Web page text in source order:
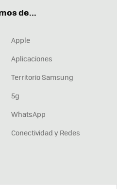
de...
Apple
Aplicaciones
Territorio Samsung
5g
WhatsApp
Conectividad y Redes